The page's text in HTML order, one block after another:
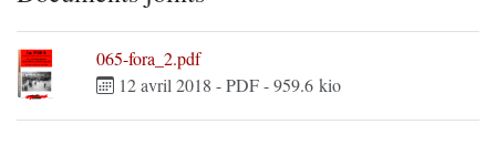
065-fora_2.pdf
12 avril 2018 -PDF-959.6 kio